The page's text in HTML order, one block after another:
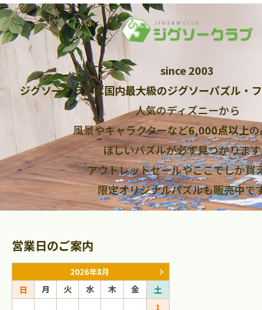
since 2003
ジグソークラブは国内最大級のジグソーパズル・
人気のディズニーから
風景やキャラクターなど6,000点以上
ほしいパズルが必ず見つかりま
アウトレットセールやここでしか買
限定オリジナルパズルも販売中で
営業日のご案内
2026年8月
日 月 火 水 木 金
土
1